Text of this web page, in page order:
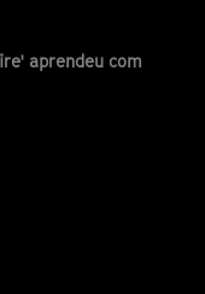
aprendeu com